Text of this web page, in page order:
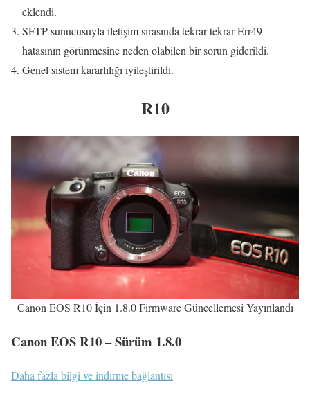
eklendi.
SFTP sunucusuyla iletişim sırasında tekrar tekrar Err49
hatasının görünmesine neden olabilen bir sorun giderildi.
Genel sistem kararlılığı iyileştirildi.
R10
Canon EOS R10 İçin 1.8.0 Firmware Güncellemesi Yayınlandı
Canon EOS R10 – Sürüm 1.8.0
Daha fazla bilgi ve indirme bağlantısı